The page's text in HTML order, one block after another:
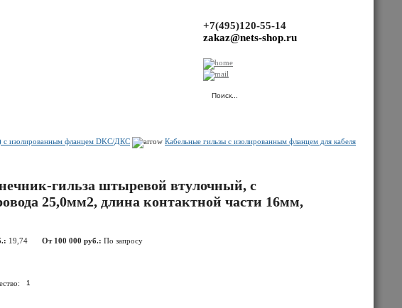
+7(495)120-55-14
zakaz@nets-shop.ru
с изолированным фланцем DKC/ДКС
Кабельные гильзы с изолированным фланцем для кабеля
гильза штыревой втулочный, с
25,0мм2, длина контактной части 16мм,
19,74 От 100 000 руб.: По запросу